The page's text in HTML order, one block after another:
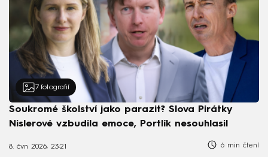
7 fotografií
Soukromé školství jako parazit? Slova Pirátky
Nislerové vzbudila emoce, Portlík nesouhlasil
8. čvn 2026, 23:21 6 min čtení